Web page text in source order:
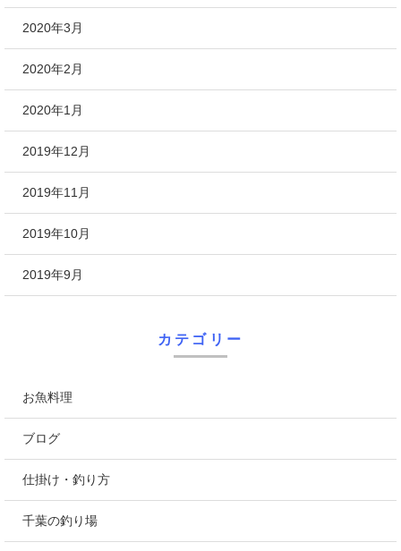
2020年3月
2020年2月
2020年1月
2019年12月
2019年11月
2019年10月
2019年9月
カテゴリー
お魚料理
ブログ
仕掛け・釣り方
千葉の釣り場